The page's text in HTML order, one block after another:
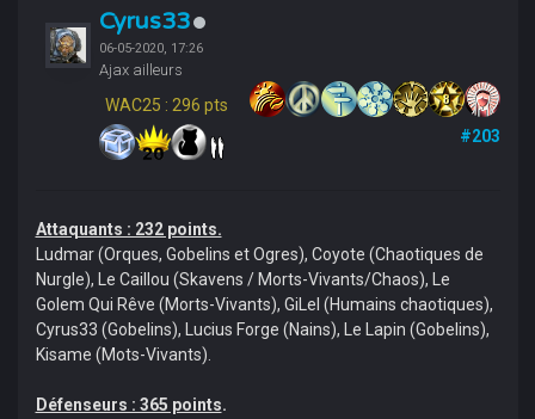
Cyrus33
06-05-2020, 17:26
Ajax ailleurs
WAC25 : 296 pts
#203
Attaquants : 232 points.
Ludmar (Orques, Gobelins et Ogres), Coyote (Chaotiques de
Nurgle), Le Caillou (Skavens / Morts-Vivants/Chaos), Le
Golem Qui Rêve (Morts-Vivants), GiLel (Humains chaotiques),
Cyrus33 (Gobelins), Lucius Forge (Nains), Le Lapin (Gobelins),
Kisame (Mots-Vivants).
Défenseurs : 365 points.